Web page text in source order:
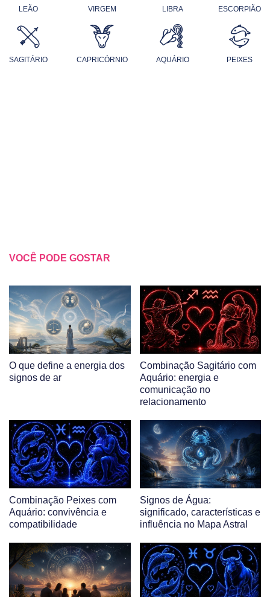
LEÃO VIRGEM LIBRA ESCORPIÃO
SAGITÁRIO CAPRICÓRNIO AQUÁRIO PEIXES
VOCÊ PODE GOSTAR
O que define a energia dos
signos de ar
Combinação Sagitário com
Aquário: energia e
comunicação no
relacionamento
Combinação Peixes com
Aquário: convivência e
compatibilidade
Signos de Água:
significado, características e
influência no Mapa Astral